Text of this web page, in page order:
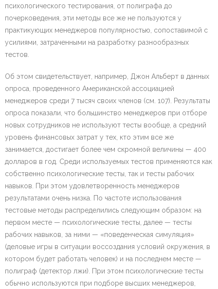
психологического тестирования, от полиграфа до
почерковедения, эти методы все же не пользуются у
практикующих менеджеров популярностью, сопоставимой с
усилиями, затраченными на разработку разнообразных
тестов.
Об этом свидетельствует, например, Джон Альберт в данных
опроса, проведенного Американской ассоциацией
менеджеров среди 7 тысяч своих членов (см. 107). Результаты
опроса показали, что большинство менеджеров при отборе
новых сотрудников не используют тесты вообще, а средний
уровень финансовых затрат у тех, кто этим все же
занимается, достигает более чем скромной величины — 400
долларов в год. Среди используемых тестов применяются как
собственно психологические тесты, так и тесты рабочих
навыков. При этом удовлетворенность менеджеров
результатами очень низка. По частоте использования
тестовые методы распределились следующим образом: на
первом месте — психологические тесты, далее — тесты
рабочих навыков, за ними — «поведенческая симуляция»
(деловые игры в ситуации воссоздания условий окружения, в
котором будет работать человек) и на последнем месте —
полиграф (детектор лжи). При этом психологические тесты
обычно используются при подборе высших менеджеров,